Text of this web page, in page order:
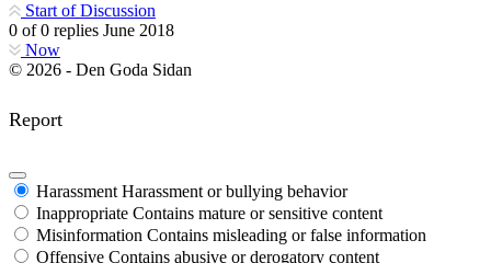
Start of Discussion
0 of0 replies June 2018
Now
© 2026 - Den Goda Sidan
Report
Harassment Harassment or bullying behavior
Inappropriate Contains mature or sensitive content
Misinformation Contains misleading or false information
Offensive Contains abusive or derogatory content